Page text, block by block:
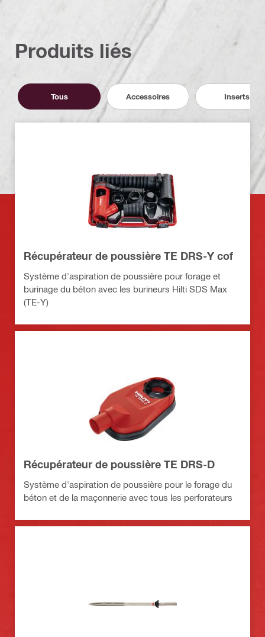
Produits liés
Tous Accessoires Inserts
Récupérateur de poussière TE DRS-Y cof
Système d'aspiration de poussière pour forage et
burinage du béton avec les burineurs Hilti SDS Max
(TE-Y)
Récupérateur de poussière TE DRS-D
Système d'aspiration de poussière pour le forage du
béton et de la maçonnerie avec tous les perforateurs